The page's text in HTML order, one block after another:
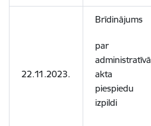
22.11.2023.
Brīdinājums
par
administratīvā
akta
piespiedu
izpildi